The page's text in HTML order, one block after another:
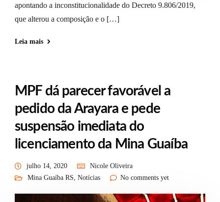
apontando a inconstitucionalidade do Decreto 9.806/2019,
que alterou a composição e o […]
Leia mais
MPF dá parecer favorável a
pedido da Arayara e pede
suspensão imediata do
licenciamento da Mina Guaíba
julho 14, 2020
Nicole Oliveira
Mina Guaíba RS, Notícias No comments yet